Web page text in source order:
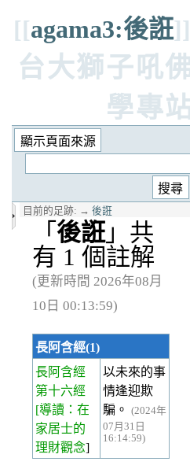
[[agama3:後誑]]
台大獅子吼
學專
目前的足跡: → 後誑
「 後誑 」共
有 1 個註解
(更新時間 2026年08月
10日 00:13:59)
長阿含經(1)
長阿含經
第十六經
[導讀：在
家居士的
理財觀念]
以未來的事
情逢迎欺
騙。
(2024年
07月31日
16:14:59)